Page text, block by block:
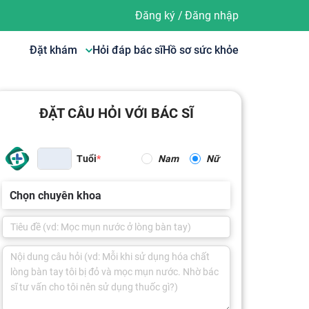
Đăng ký/ Đăng nhập
Đặt khám Hỏi đáp bác sĩHồ sơ sức khỏe
ĐẶT CÂU HỎI VỚI BÁC SĨ
Tuổi Nam Nữ
Chọn chuyên khoa